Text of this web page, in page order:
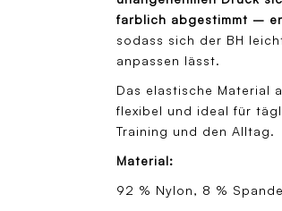
farblich abgestimmt –
sodass sich der BH
anpassen lässt.
Das elastische Material
flexibel und ideal für
Training und den Alltag.
Material:
92 % Nylon, 8 %